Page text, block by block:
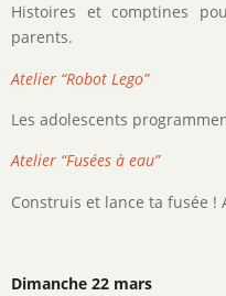
Histoires et comptines
parents.
Atelier “Robot Lego”
Les adolescents
Atelier “Fusées à eau”
Construis et lance ta fusée
Dimanche 22 mars